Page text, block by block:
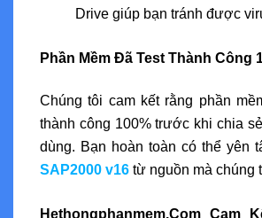
Drive giúp bạn tránh được
Phần Mềm Đã Test Thành Công
Chúng tôi cam kết rằng phần
thành công 100% trước khi chia
dùng. Bạn hoàn toàn có thể yên
SAP2000 v16 từ nguồn mà chúng
Hethongphanmem.Com Cam